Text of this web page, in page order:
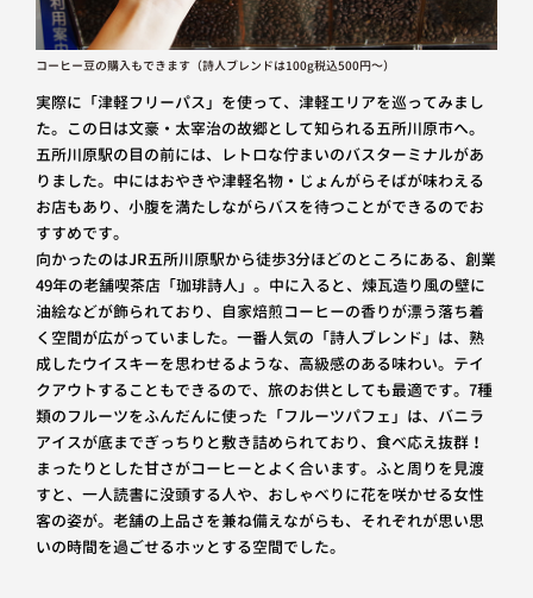
コーヒー豆の購入もできます（詩人ブレンドは100g税込500円～）
実際に「津軽フリーパス」を使って、津軽エリアを巡ってみまし
た。この日は文豪・太宰治の故郷として知られる五所川原市へ。
五所川原駅の目の前には、レトロな佇まいのバスターミナルがあ
りました。中にはおやきや津軽名物・じょんがらそばが味わえる
お店もあり、小腹を満たしながらバスを待つことができるのでお
すすめです。
向かったのはJR五所川原駅から徒歩3分ほどのところにある、創業
49年の老舗喫茶店「珈琲詩人」。中に入ると、煉瓦造り風の壁に
油絵などが飾られており、自家焙煎コーヒーの香りが漂う落ち着
く空間が広がっていました。一番人気の「詩人ブレンド」は、熟
成したウイスキーを思わせるような、高級感のある味わい。テイ
クアウトすることもできるので、旅のお供としても最適です。7種
類のフルーツをふんだんに使った「フルーツパフェ」は、バニラ
アイスが底までぎっちりと敷き詰められており、食べ応え抜群！
まったりとした甘さがコーヒーとよく合います。ふと周りを見渡
すと、一人読書に没頭する人や、おしゃべりに花を咲かせる女性
客の姿が。老舗の上品さを兼ね備えながらも、それぞれが思い思
いの時間を過ごせるホッとする空間でした。